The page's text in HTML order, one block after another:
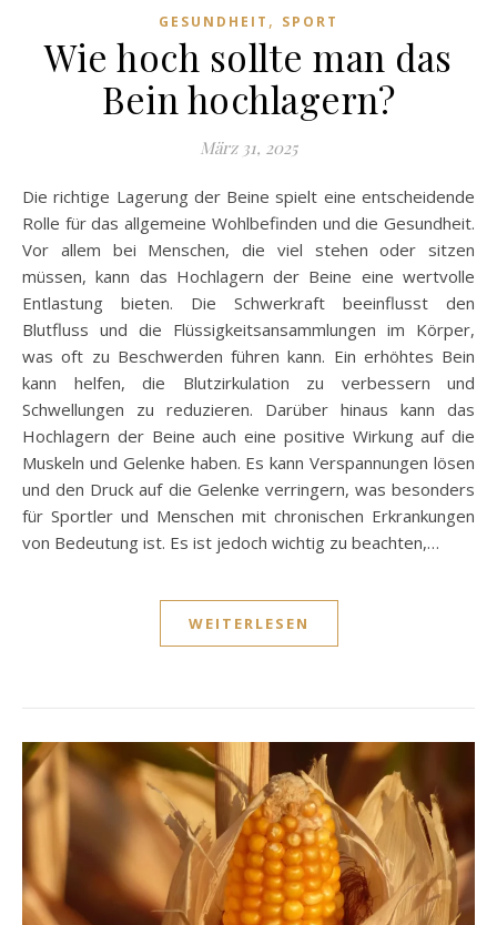
GESUNDHEIT , SPORT
Wie hoch sollte man das
Bein hochlagern?
März 31, 2025
Die richtige Lagerung der Beine spielt eine entscheidende
Rolle für das allgemeine Wohlbefinden und die Gesundheit.
Vor allem bei Menschen, die viel stehen oder sitzen
müssen, kann das Hochlagern der Beine eine wertvolle
Entlastung bieten. Die Schwerkraft beeinflusst den
Blutfluss und die Flüssigkeitsansammlungen im Körper,
was oft zu Beschwerden führen kann. Ein erhöhtes Bein
kann helfen, die Blutzirkulation zu verbessern und
Schwellungen zu reduzieren. Darüber hinaus kann das
Hochlagern der Beine auch eine positive Wirkung auf die
Muskeln und Gelenke haben. Es kann Verspannungen lösen
und den Druck auf die Gelenke verringern, was besonders
für Sportler und Menschen mit chronischen Erkrankungen
von Bedeutung ist. Es ist jedoch wichtig zu beachten,…
WEITERLESEN